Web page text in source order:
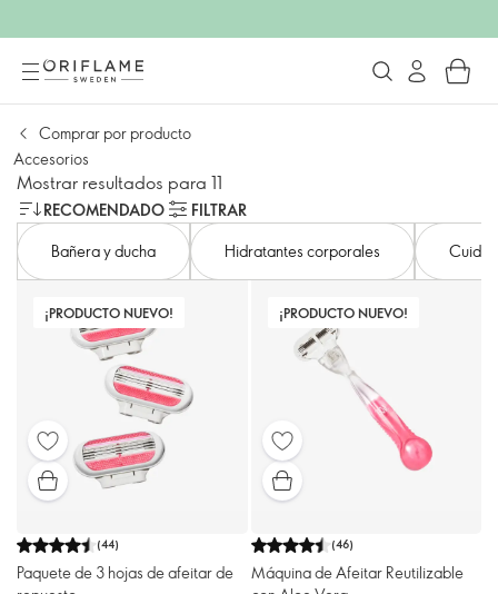
Comprar por producto
Accesorios
Mostrar resultados para 11
RECOMENDADO
FILTRAR
Bañera y ducha
Hidratantes corporales
¡PRODUCTO NUEVO!
(44)
Paquete de 3 hojas de afeitar de
¡PRODUCTO NUEVO!
(46)
Máquina de Afeitar Reutilizable